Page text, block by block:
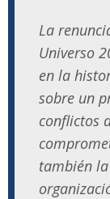
La
Universo
en la
sobre un
conflictos
también